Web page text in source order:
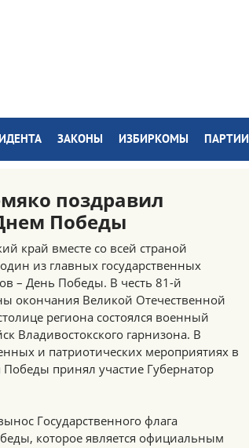
ЗАКОНЫ ИЗБИРКОМЫ ПАРТИИ
поздравил
Победы
край вместе со всей страной
из главных государственных
– День Победы. В честь 81-й
окончания Великой Отечественной
региона состоялся военный
Владивостокского гарнизона. В
и патриотических мероприятиях в
Победы принял участие Губернатор
Государственного флага
которое является официальным